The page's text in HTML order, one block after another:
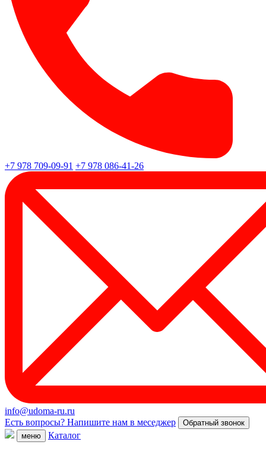
+7 978 709-09-91 +7 978 086-41-26
info@udoma-ru.ru
Есть вопросы? Напишите нам в меседжер
Обратный звонок
меню
Каталог